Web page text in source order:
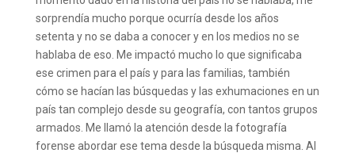
sorprendía mucho porque ocurría desde los años
setenta y no se daba a conocer y en los medios no se
hablaba de eso. Me impactó mucho lo que significaba
ese crimen para el país y para las familias, también
cómo se hacían las búsquedas y las exhumaciones en un
país tan complejo desde su geografía, con tantos grupos
armados. Me llamó la atención desde la fotografía
forense abordar ese tema desde la búsqueda misma. Al